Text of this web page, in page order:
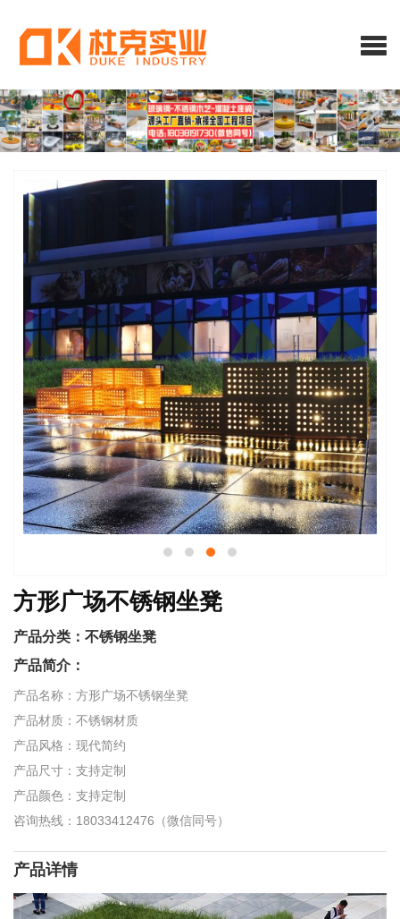
方形广场不锈钢坐凳
产品分类： 不锈钢坐凳
产品简介：
产品名称：方形广场不锈钢坐凳
产品材质：不锈钢材质
产品风格：现代简约
产品尺寸：支持定制
产品颜色：支持定制
咨询热线：18033412476（微信同号）
产品详情